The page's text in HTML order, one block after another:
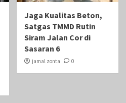
Jaga Kualitas Beton,
Satgas TMMD Rutin
Siram Jalan Cor di
Sasaran 6
jamal zonta 0